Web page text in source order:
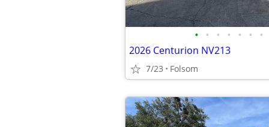
• • • • • • •
2026 Centurion NV213
7/23 Folsom